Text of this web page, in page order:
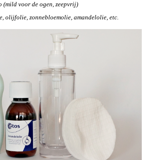
(mild voor de ogen, zeepvrij)
olijfolie, zonnebloemolie, amandelolie, etc.